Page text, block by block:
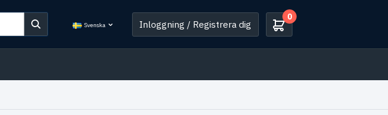
Svenska Inloggning / Registrera dig
0